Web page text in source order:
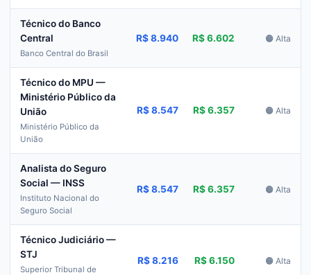
Técnico do Banco
Central
Banco Central do Brasil
R$ 8.940 R$ 6.602 🟠 Alta
Técnico do MPU —
Ministério Público da
União
Ministério Público da
União
R$ 8.547 R$ 6.357 🟠 Alta
Analista do Seguro
Social — INSS
Instituto Nacional do
Seguro Social
R$ 8.547 R$ 6.357 🟠 Alta
Técnico Judiciário —
STJ
Superior Tribunal de
R$ 8.216 R$ 6.150 🟠 Alta